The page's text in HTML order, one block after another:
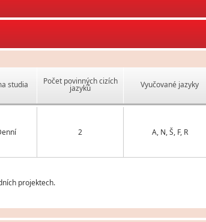
studia Počet povinných cizích
jazyků Vyučované jazyky
2 A, N, Š, F, R
projektech.